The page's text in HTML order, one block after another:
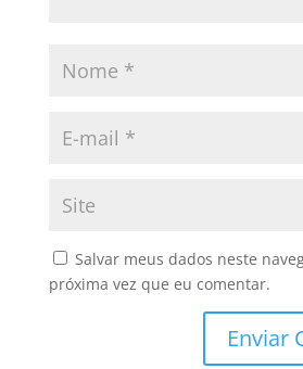
Salvar meus dados neste
próxima vez que eu comentar.